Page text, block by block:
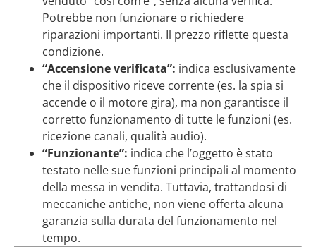
Potrebbe non funzionare o richiedere
riparazioni importanti. Il prezzo riflette questa
condizione.
“Accensione verificata”: indica esclusivamente
che il dispositivo riceve corrente (es. la spia si
accende o il motore gira), ma non garantisce il
corretto funzionamento di tutte le funzioni (es.
ricezione canali, qualità audio).
“Funzionante”: indica che l’oggetto è stato
testato nelle sue funzioni principali al momento
della messa in vendita. Tuttavia, trattandosi di
meccaniche antiche, non viene offerta alcuna
garanzia sulla durata del funzionamento nel
tempo.